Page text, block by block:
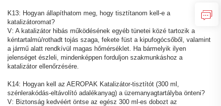
K13: Hogyan állapíthatom meg, hogy tisztítanom kell-e a
katalizátoromat?
V: A katalizátor hibás működésének egyéb tünetei közé tartozik a
kéntartalmú/rothadt tojás szaga, fekete füst a kipufogócsőből, valamint
a jármű alatt rendkívül magas hőmérséklet. Ha bármelyik ilyen
jelenséget észleli, mindenképpen forduljon szakmunkáshoz a
katalizátor ellenőrzésére.
K14: Hogyan kell az AEROPAK Katalizátor-tisztítót (300 ml,
szénlerakódás-eltávolító adalékanyag) a üzemanyagtartályba önteni?
V: Biztonság kedvéért öntse az egész 300 ml-es dobozt az